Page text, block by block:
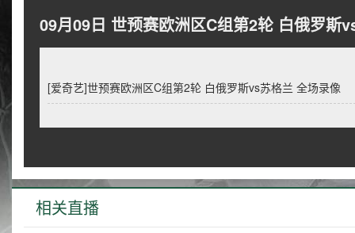
09月09日 世预赛欧洲区C组第2轮 白俄罗斯
[爱奇艺]世预赛欧洲区C组第2轮 白俄罗斯vs苏格兰 全场录像
相关直播